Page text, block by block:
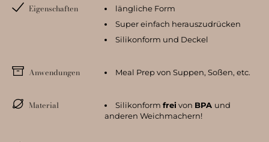
Eigenschaften
längliche Form
Super einfach herauszudrücken
Silikonform und Deckel
Anwendungen Meal Prep von Suppen, Soßen, etc.
Material Silikonform frei von BPA und
anderen Weichmachern!